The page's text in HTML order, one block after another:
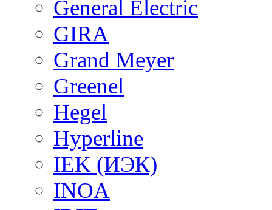
General Electric
GIRA
Grand Meyer
Greenel
Hegel
Hyperline
IEK (ИЭК)
INOA